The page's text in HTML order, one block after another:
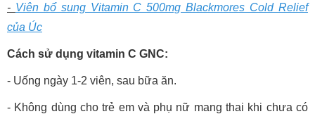
- Viên bổ sung Vitamin C 500mg Blackmores Cold Relief
của Úc
Cách sử dụng vitamin C GNC:
- Uống ngày 1-2 viên, sau bữa ăn.
- Không dùng cho trẻ em và phụ nữ mang thai khi chưa có